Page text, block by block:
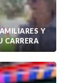
Y
CARRERA